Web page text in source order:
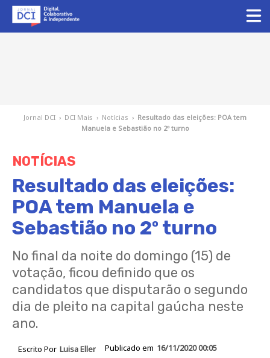
Jornal DCI › DCI Mais › Notícias › Resultado das eleições: POA tem
Manuela e Sebastião no 2º turno
NOTÍCIAS
Resultado das eleições:
POA tem Manuela e
Sebastião no 2º turno
No final da noite do domingo (15) de
votação, ficou definido que os
candidatos que disputarão o segundo
dia de pleito na capital gaúcha neste
ano.
Escrito Por Luisa Eller Publicado em 16/11/2020 00:05